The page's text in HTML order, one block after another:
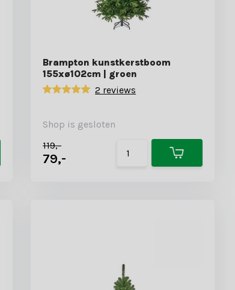
Brampton kunstkerstboom
155xø102cm | groen
2 reviews
Shop is gesloten
119,-
79,-